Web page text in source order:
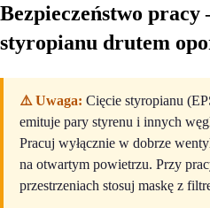
Bezpieczeństwo
styropianu drutem
⚠️ Uwaga: Cięcie styropianu
emituje pary styrenu i innych
Pracuj wyłącznie w dobrze
na otwartym powietrzu. Przy
przestrzeniach stosuj maskę z